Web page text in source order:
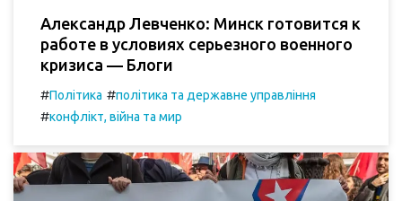
Александр Левченко: Минск готовится к
работе в условиях серьезного военного
кризиса — Блоги
#Політика #політика та державне управління
#конфлікт, війна та мир